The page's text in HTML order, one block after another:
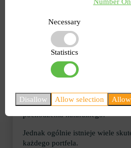
lepiej! Należy wybierać
Ostatnia opcja to
na różach, zarówno dla samej
a właściwie dla ludzi.
Jak powstają mszyce na
czegoś do pielęgnacji róż, możesz
śriodków, których głównym
pochodzenia naturalnego.
Jednak ogólnie istnieje wiele
każdego portfela.
Necessary
Statistics
Disallow Allow selection Allow